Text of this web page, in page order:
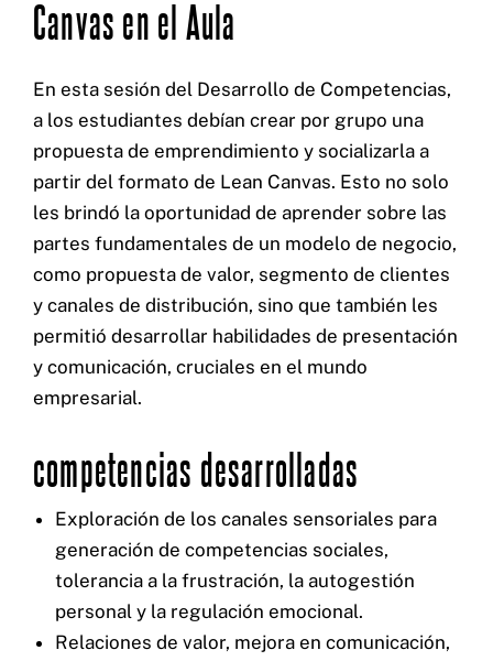
Canvas en el Aula
En esta sesión del Desarrollo de Competencias,
a los estudiantes debían crear por grupo una
propuesta de emprendimiento y socializarla a
partir del formato de Lean Canvas. Esto no solo
les brindó la oportunidad de aprender sobre las
partes fundamentales de un modelo de negocio,
como propuesta de valor, segmento de clientes
y canales de distribución, sino que también les
permitió desarrollar habilidades de presentación
y comunicación, cruciales en el mundo
empresarial.
competencias desarrolladas
Exploración de los canales sensoriales para
generación de competencias sociales,
tolerancia a la frustración, la autogestión
personal y la regulación emocional.
Relaciones de valor, mejora en comunicación,